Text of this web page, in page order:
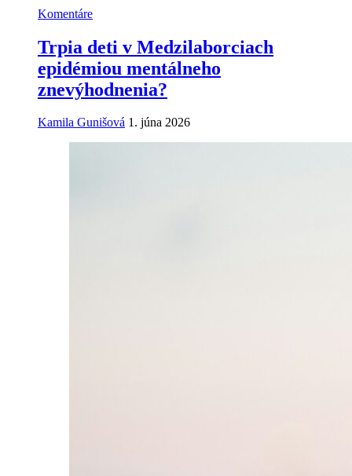
Komentáre
Trpia deti v Medzilaborciach
epidémiou mentálneho
znevýhodnenia?
Kamila Gunišová 1. júna 2026